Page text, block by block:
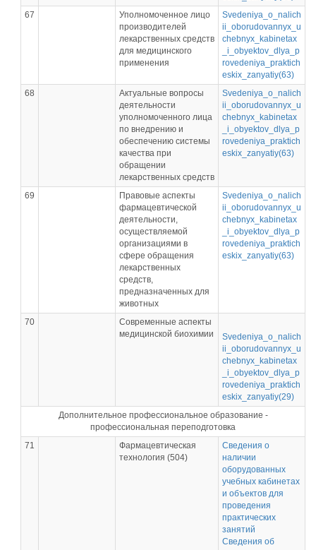
67
Уполномоченное лицо
производителей
лекарственных средств
для медицинского
применения
Svedeniya_o_nalich
ii_oborudovannyx_u
chebnyx_kabinetax
_i_obyektov_dlya_p
rovedeniya_praktich
eskix_zanyatiy(63)
68
Актуальные вопросы
деятельности
уполномоченного лица
по внедрению и
обеспечению системы
качества при
обращении
лекарственных средств
Svedeniya_o_nalich
ii_oborudovannyx_u
chebnyx_kabinetax
_i_obyektov_dlya_p
rovedeniya_praktich
eskix_zanyatiy(63)
69
Правовые аспекты
фармацевтической
деятельности,
осуществляемой
организациями в
сфере обращения
лекарственных
средств,
предназначенных для
животных
Svedeniya_o_nalich
ii_oborudovannyx_u
chebnyx_kabinetax
_i_obyektov_dlya_p
rovedeniya_praktich
eskix_zanyatiy(63)
70
Современные аспекты
медицинской биохимии
Svedeniya_o_nalich
ii_oborudovannyx_u
chebnyx_kabinetax
_i_obyektov_dlya_p
rovedeniya_praktich
eskix_zanyatiy(29)
Дополнительное профессиональное образование -
профессиональная переподготовка
71
Фармацевтическая
технология (504)
Сведения о
наличии
оборудованных
учебных кабинетах
и объектов для
проведения
практических
занятий
Сведения об